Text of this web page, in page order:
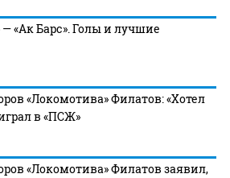
«Ак Барс». Голы и лучшие
«Локомотива» Филатов: «Хотел
в «ПСЖ»
«Локомотива» Филатов заявил,